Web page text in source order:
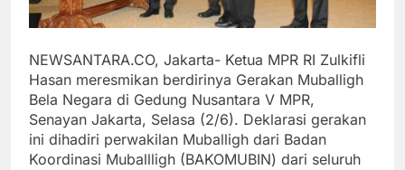
NEWSANTARA.CO, Jakarta- Ketua MPR RI Zulkifli
Hasan meresmikan berdirinya Gerakan Muballigh
Bela Negara di Gedung Nusantara V MPR,
Senayan Jakarta, Selasa (2/6). Deklarasi gerakan
ini dihadiri perwakilan Muballigh dari Badan
Koordinasi Muballligh (BAKOMUBIN) dari seluruh